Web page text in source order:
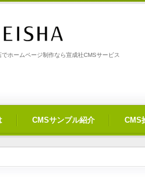
ームページ制作なら宣成社CMSサービス
CMSサンプル紹介 CMS